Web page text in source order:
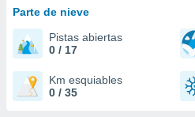
y
forma
basada
Parte de nieve
Pistas abiertas
0 / 17
Km esquiables
0 / 35